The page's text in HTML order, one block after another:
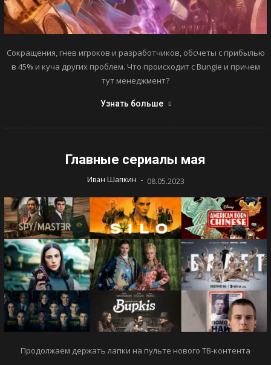
Сокращения, гнев игроков и разработчиков, обсчеты с прибылью
в 45% и куча других проблем. Что происходит с Bungie и причем
тут менеджмент?
Узнать больше
Главные сериалы мая
Иван Шапкин - 08.05.2023
Продолжаем держать лапки на пульте нового ТВ-контента